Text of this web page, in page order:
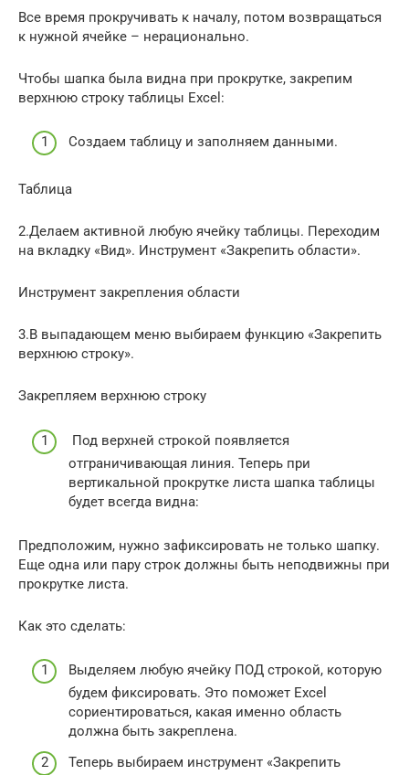
Все время прокручивать к началу, потом возвращаться
к нужной ячейке – нерационально.
Чтобы шапка была видна при прокрутке, закрепим
верхнюю строку таблицы Excel:
Создаем таблицу и заполняем данными.
Таблица
2.Делаем активной любую ячейку таблицы. Переходим
на вкладку «Вид». Инструмент «Закрепить области».
Инструмент закрепления области
3.В выпадающем меню выбираем функцию «Закрепить
верхнюю строку».
Закрепляем верхнюю строку
Под верхней строкой появляется
отграничивающая линия. Теперь при
вертикальной прокрутке листа шапка таблицы
будет всегда видна:
Предположим, нужно зафиксировать не только шапку.
Еще одна или пару строк должны быть неподвижны при
прокрутке листа.
Как это сделать:
Выделяем любую ячейку ПОД строкой, которую
будем фиксировать. Это поможет Excel
сориентироваться, какая именно область
должна быть закреплена.
Теперь выбираем инструмент «Закрепить